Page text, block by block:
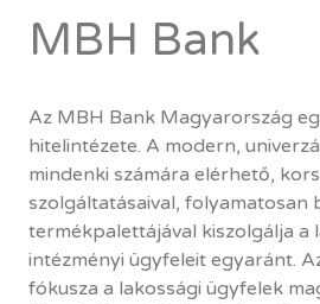
MBH Bank
Az MBH Bank Magyarország
hitelintézete. A modern,
mindenki számára elérhető,
szolgáltatásaival, folyamatosan
termékpalettájával kiszolgálja a
intézményi ügyfeleit egyaránt.
fókusza a lakossági ügyfelek